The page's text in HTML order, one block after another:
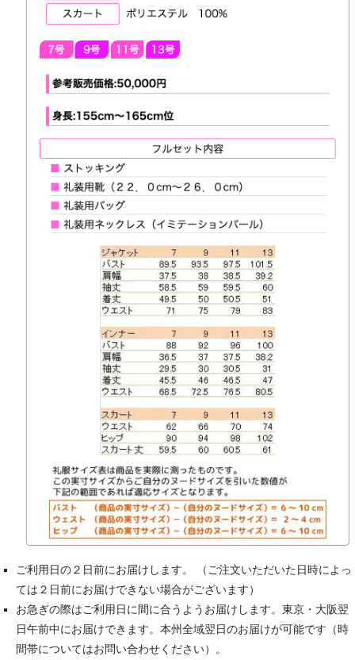
ご利用日の２日前にお届けします。 （ご注文いただいた日時によっ
ては２日前にお届けできない場合がございます）
お急ぎの際はご利用日に間に合うようお届けします。東京・大阪翌
日午前中にお届けできます。本州全域翌日のお届けが可能です（時
間帯についてはお問い合わせください）。